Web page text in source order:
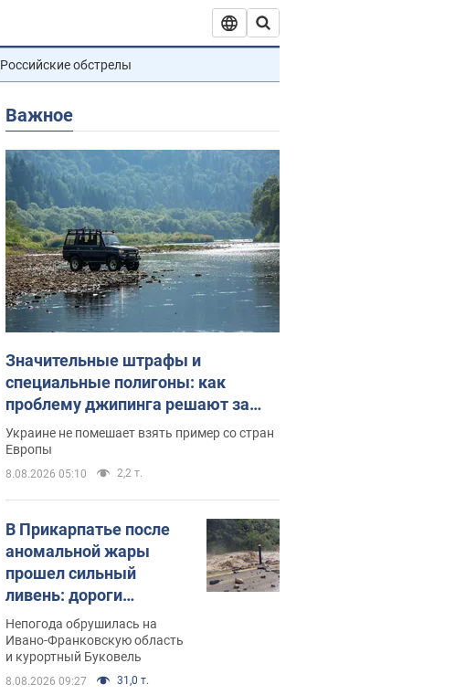
Российские обстрелы
Важное
Значительные штрафы и
специальные полигоны: как
проблему джипинга решают за
границей
Украине не помешает взять пример со стран
Европы
8.08.2026 05:10 2,2 т.
В Прикарпатье после
аномальной жары
прошел сильный
ливень: дороги
превратились в реки.
Видео
Непогода обрушилась на
Ивано-Франковскую область
и курортный Буковель
8.08.2026 09:27 31,0 т.